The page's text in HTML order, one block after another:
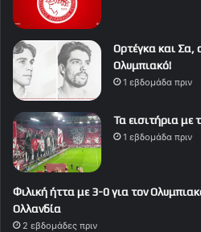
Ορτέγκα και Σα,
Ολυμπιακό!
1 εβδομάδα πριν
Τα εισιτήρια με
1 εβδομάδα πριν
Φιλική ήττα με 3-0 για τον
Ολλανδία
2 εβδομάδες πριν